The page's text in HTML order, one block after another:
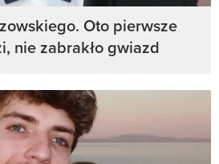
Oto pierwsze
nie zabrakło gwiazd